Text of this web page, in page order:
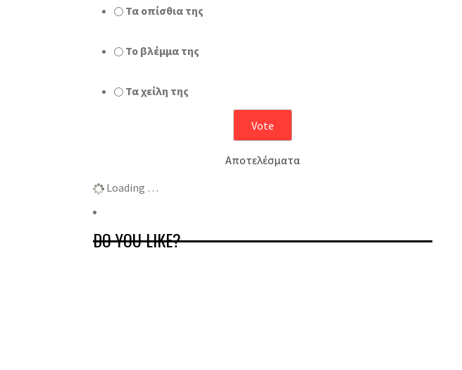
Τα οπίσθια της
Το βλέμμα της
Τα χείλη της
Αποτελέσματα
Loading …
DO YOU LIKE?